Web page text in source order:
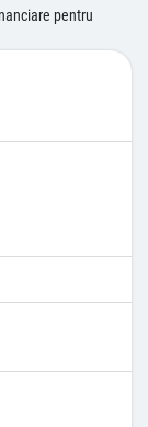
pentru